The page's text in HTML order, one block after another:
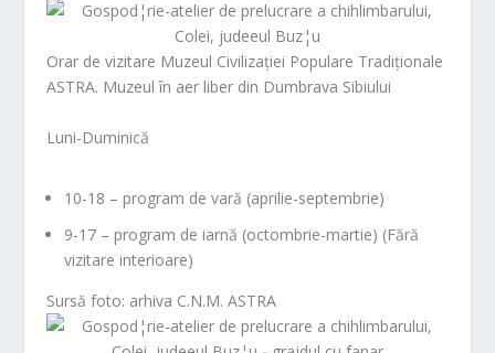
Orar de vizitare Muzeul Civilizației Populare Tradiționale
ASTRA. Muzeul în aer liber din Dumbrava Sibiului
Luni-Duminică
10-18 – program de vară (aprilie-septembrie)
9-17 – program de iarnă (octombrie-martie) (Fără
vizitare interioare)
Sursă foto: arhiva C.N.M. ASTRA